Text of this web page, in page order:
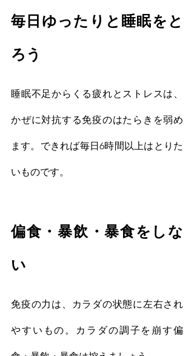
毎日ゆったりと睡眠をと
ろう
睡眠不足からくる疲れとストレスは、
かぜに対抗する免疫のはたらきを弱め
ます。できれば毎日6時間以上はとりた
いものです。
偏食・暴飲・暴食をしな
い
免疫の力は、カラダの状態に左右され
やすいもの。カラダの調子を崩す偏